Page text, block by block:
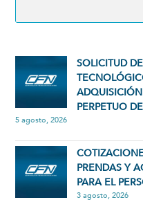
SOLICITUD
PERPETUO
5 agosto, 2026
PRENDAS Y
PARA EL
3 agosto, 2026